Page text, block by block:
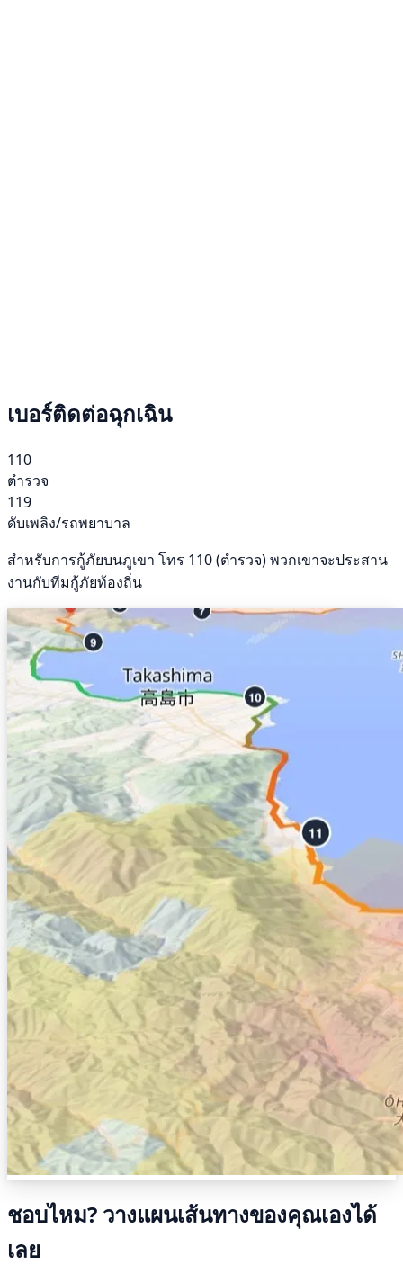
เบอร์ติดต่อฉุกเฉิน
110
ตำรวจ
119
ดับเพลิง/รถพยาบาล
สำหรับการกู้ภัยบนภูเขา โทร 110 (ตำรวจ) พวกเขาจะประสาน
งานกับทีมกู้ภัยท้องถิ่น
ชอบไหม? วางแผนเส้นทางของคุณเองได้
เลย